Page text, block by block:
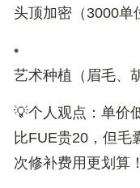
头顶加密（3000单
•
艺术种植（眉毛、
💡个人观点 ：单价
比FUE贵20，但毛
次修补费用更划算！